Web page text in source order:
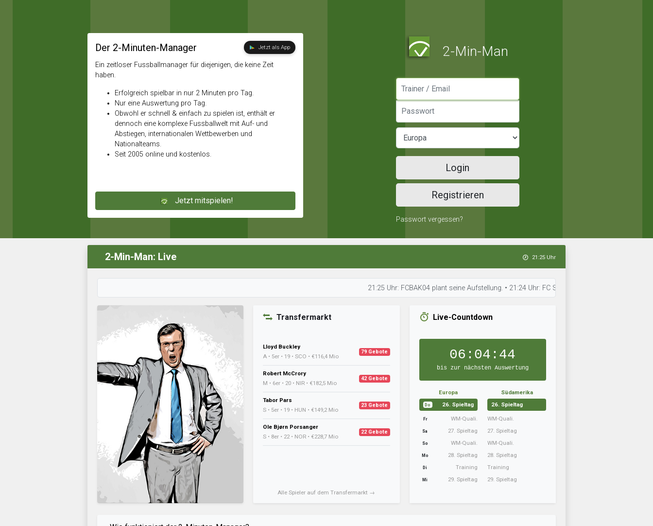
Der 2-Minuten-Manager Jetzt als App
Ein zeitloser Fussballmanager für diejenigen, die keine Zeit
haben.
Erfolgreich spielbar in nur 2 Minuten pro Tag.
Nur eine Auswertung pro Tag.
Obwohl er schnell & einfach zu spielen ist, enthält er
dennoch eine komplexe Fussballwelt mit Auf- und
Abstiegen, internationalen Wettbewerben und
Nationalteams.
Seit 2005 online und kostenlos.
Jetzt mitspielen!
2-Min-Man
Login
Registrieren
Passwort vergessen?
2-Min-Man: Live 21:25 Uhr
21:25 Uhr: FCBAK04 plant seine Aufstellung. • 21:24 Uhr: FC Sippin ist bereit für den nächsten
Transfermarkt
Lloyd Buckley
A • 5er • 19 • SCO • €116,4 Mio
79 Gebote
Robert McCrory
M • 6er • 20 • NIR • €182,5 Mio
42 Gebote
Tabor Pars
S • 5er • 19 • HUN • €149,2 Mio
23 Gebote
Ole Bjørn Porsanger
S • 8er • 22 • NOR • €228,7 Mio
22 Gebote
Alle Spieler auf dem Transfermarkt →
Live-Countdown
06:04:43
bis zur nächsten Auswertung
Europa
Do 26. Spieltag
Fr WM-Quali.
Sa 27. Spieltag
So WM-Quali.
Mo 28. Spieltag
Di Training
Mi 29. Spieltag
Südamerika
26. Spieltag
WM-Quali.
27. Spieltag
WM-Quali.
28. Spieltag
Training
29. Spieltag